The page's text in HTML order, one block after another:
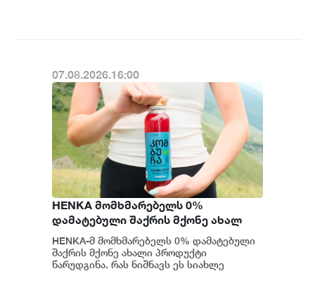
07.08.2026.16:00
HENKA მომხმარებელს 0%
დამატებული შაქრის მქონე ახალ
პროდუქტს სთავაზობს
HENKA-მ მომხმარებელს 0% დამატებული
შაქრის მქონე ახალი პროდუქტი
წარუდგინა. რას ნიშნავს ეს სიახლე